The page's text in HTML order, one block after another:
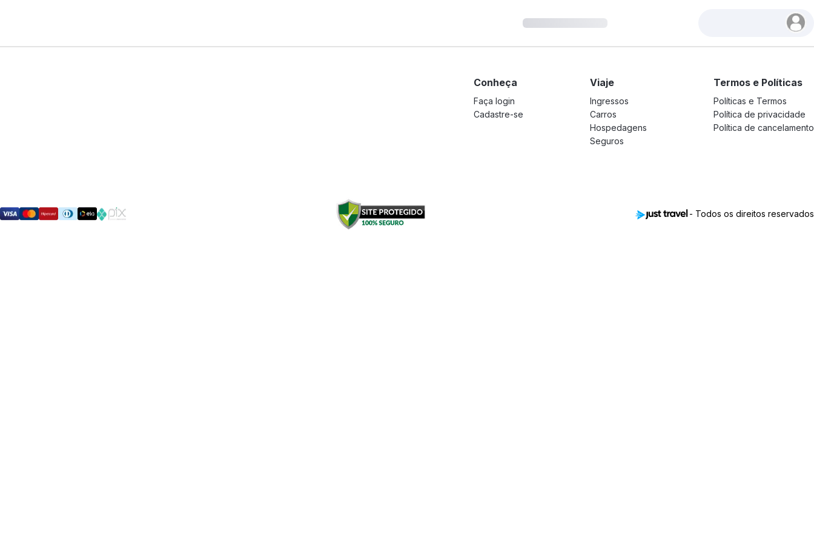
Conheça
Faça login
Cadastre-se
Viaje
Ingressos
Carros
Hospedagens
Seguros
Termos e Políticas
Políticas e Termos
Política de privacidade
Política de cancelamento
- Todos os direitos reservados